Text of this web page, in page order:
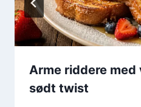
Arme riddere
sødt twist